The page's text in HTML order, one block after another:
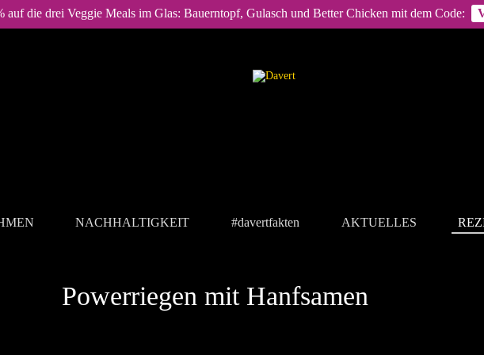
auf die drei Veggie Meals im Glas: Bauerntopf, Gulasch und Better Chicken mit dem Code:
NACHHALTIGKEIT #davertfakten AKTUELLES
Powerriegen mit Hanfsamen